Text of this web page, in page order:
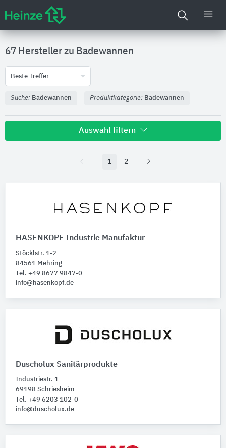
67 Hersteller zu Badewannen
Beste Treffer
Suche: Badewannen Produktkategorie: Badewannen
Auswahl filtern
Badewannen
Baufunktionen
Bitte auswählen
1 2
HASENKOPF Industrie Manufaktur
Stöcklstr. 1-2
84561 Mehring
Tel. +49 8677 9847-0
info@hasenkopf.de
Duscholux Sanitärprodukte
Industriestr. 1
69198 Schriesheim
Tel. +49 6203 102-0
info@duscholux.de